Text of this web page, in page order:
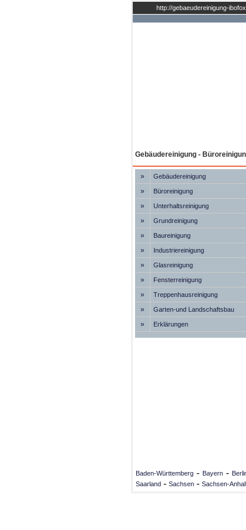
http://gebaeudereinigung-
Gebäudereinigung -
» Gebäudereinigung
» Büroreinigung
» Unterhaltsreinigung
» Grundreinigung
» Baureinigung
» Industriereinigung
» Glasreinigung
» Fensterreinigung
» Treppenhausreinigung
» Garten-und Landschaftsbau
» Erklärungen
Baden-Württemberg - Bayern -
Saarland - Sachsen - Sachsen-